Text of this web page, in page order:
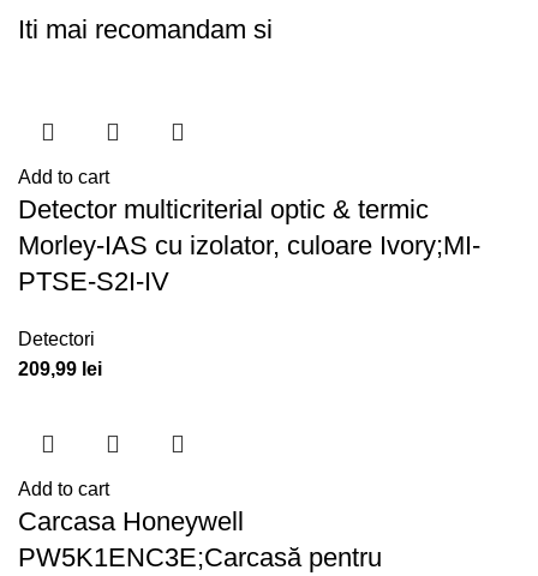
Iti mai recomandam si
Add to cart
Detector multicriterial optic & termic
Morley-IAS cu izolator, culoare Ivory;MI-
PTSE-S2I-IV
Detectori
209,99 lei
Add to cart
Carcasa Honeywell
PW5K1ENC3E;Carcasă pentru